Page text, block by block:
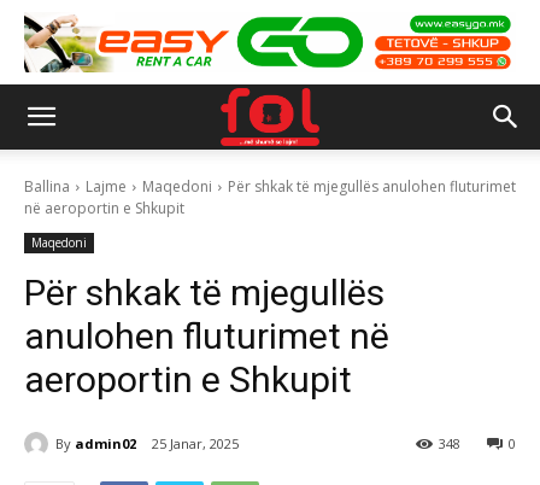
Ballina Lajme Maqedoni
Për shkak të mjegullës anulohen fluturimet
në aeroportin e Shkupit
Maqedoni
Për shkak të mjegullës
anulohen fluturimet në
aeroportin e Shkupit
By admin02 25 Janar, 2025 0
348